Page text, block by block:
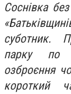
Соснівка
суботник.
парку по
озброєння
короткий